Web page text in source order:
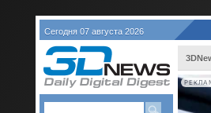
Сегодня 07 августа 2026